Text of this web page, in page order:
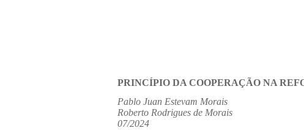
PRINCÍPIO DA COOPERAÇÃO NA
Pablo Juan Estevam Morais
Roberto Rodrigues de Morais
07/2024